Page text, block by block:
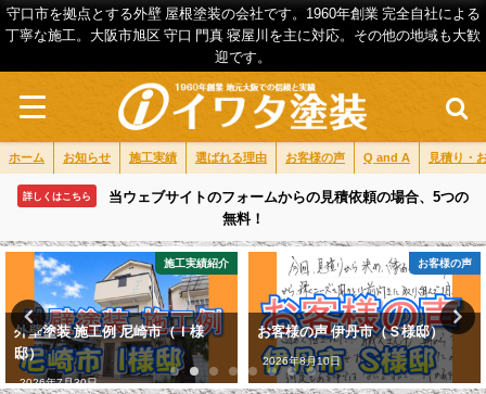
守口市を拠点とする外壁 屋根塗装の会社です。1960年創業 完全自社による
丁寧な施工。大阪市旭区 守口 門真 寝屋川を主に対応。その他の地域も大歓
迎です。
ホーム お知らせ 施工実績 選ばれる理由 お客様の声 Q and A 見積り・
詳しくはこちら
当ウェブサイトのフォームからの見積依頼の場合、5つの
無料！
施工実績紹介
外壁塗装 施工例 尼崎市（Ｉ様
邸）
2026年7月30日
お客様の声
お客様の声 伊丹市（Ｓ様邸）
2026年8月10日